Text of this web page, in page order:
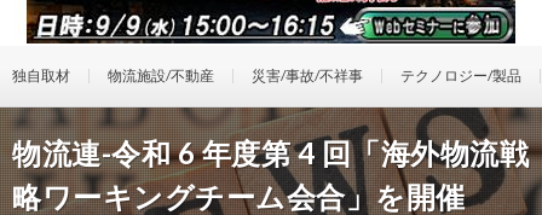
独自取材 物流施設/不動産 災害/事故/不祥事 テクノロジー/製品
物流連-令和 6 年度第 4 回「海外物流戦
略ワーキングチーム会合」を開催